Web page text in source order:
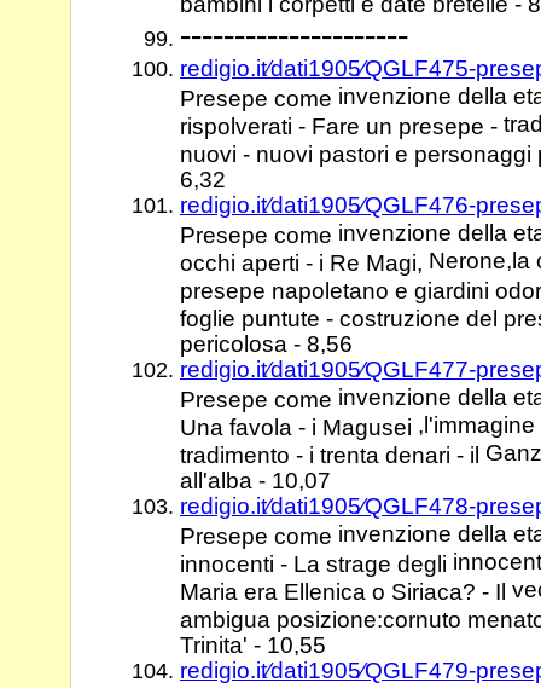
---------------------
redigio.it⁄dati1905⁄QGLF475-
Presepe come invenzione della
rispolverati - Fare un presepe -
nuovi - nuovi pastori e personaggi
6,32
redigio.it⁄dati1905⁄QGLF476-
Presepe come invenzione della
occhi aperti - i Re Magi, Nerone,la
presepe napoletano e giardini
foglie puntute - costruzione del
pericolosa - 8,56
redigio.it⁄dati1905⁄QGLF477-
Presepe come invenzione della
Una favola - i Magusei
tradimento - i trenta denari - il
all'alba - 10,07
redigio.it⁄dati1905⁄QGLF478-
Presepe come invenzione della
innocenti - La strage degli
Maria era Ellenica o Siriaca? - Il
ambigua posizione:cornuto
Trinita' - 10,55
redigio.it⁄dati1905⁄QGLF479-